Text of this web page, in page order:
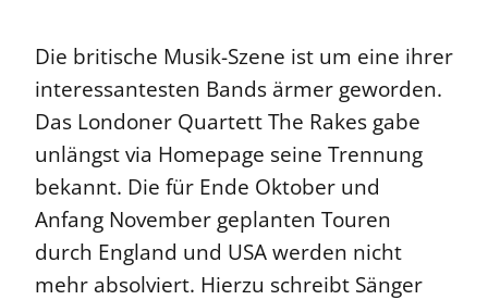
Die britische Musik-Szene ist um eine ihrer
interessantesten Bands ärmer geworden.
Das Londoner Quartett The Rakes gabe
unlängst via Homepage seine Trennung
bekannt. Die für Ende Oktober und
Anfang November geplanten Touren
durch England und USA werden nicht
mehr absolviert. Hierzu schreibt Sänger